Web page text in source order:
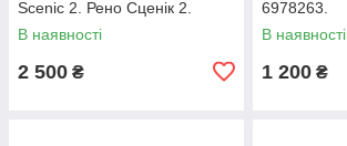
Scenic 2. Рено Сценік 2.
В наявності
2 500 ₴
6978263.
В наявності
1 200 ₴